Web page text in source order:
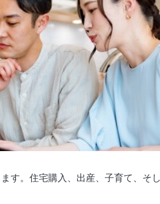
す。住宅購入、出産、子育て、そ